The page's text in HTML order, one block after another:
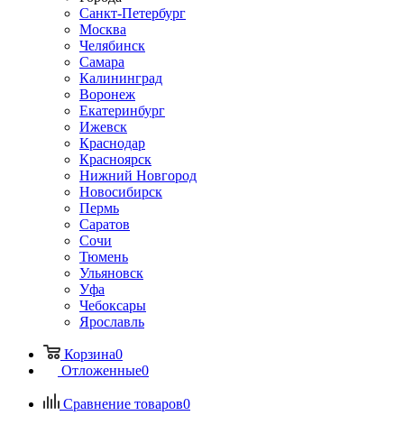
Санкт-Петербург
Москва
Челябинск
Самара
Калининград
Воронеж
Екатеринбург
Ижевск
Краснодар
Красноярск
Нижний Новгород
Новосибирск
Пермь
Саратов
Сочи
Тюмень
Ульяновск
Уфа
Чебоксары
Ярославль
Корзина0
Отложенные0
Сравнение товаров0